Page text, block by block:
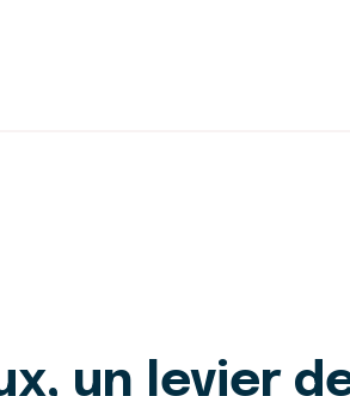
un levier